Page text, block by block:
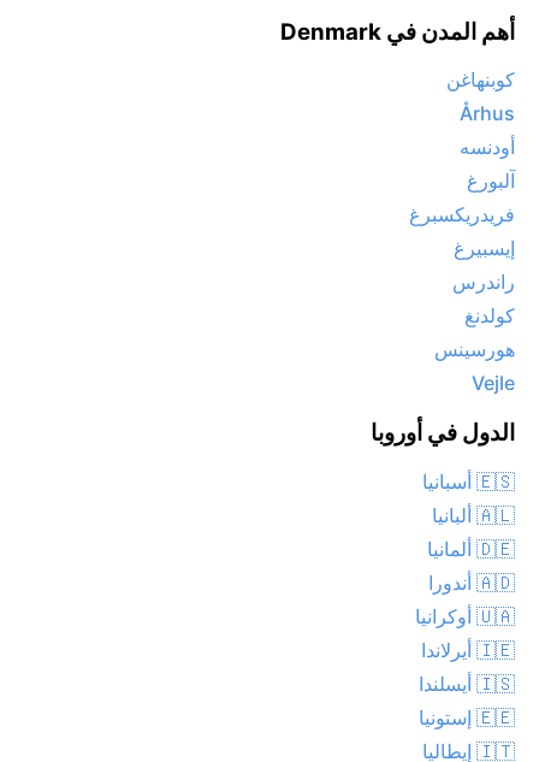
أهم المدن في Denmark
كوبنهاغن
Århus
أودنسه
آلبورغ
فريدريكسبرغ
إيسبيرغ
راندرس
كولدنغ
هورسينس
Vejle
الدول في أوروبا
🇪🇸 أسبانيا
🇦🇱 ألبانيا
🇩🇪 ألمانيا
🇦🇩 أندورا
🇺🇦 أوكرانيا
🇮🇪 أيرلاندا
🇮🇸 أيسلندا
🇪🇪 إستونيا
🇮🇹 إيطاليا